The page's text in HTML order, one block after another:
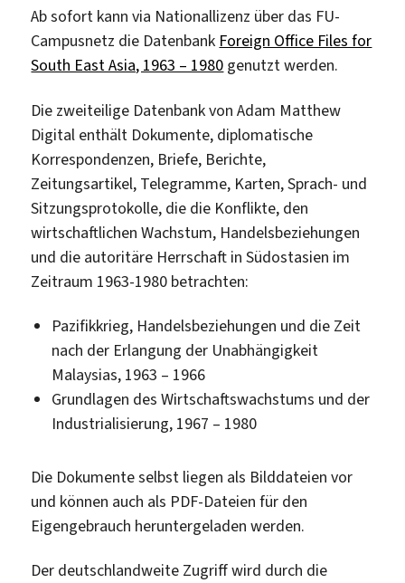
Ab sofort kann via Nationallizenz über das FU-
Campusnetz die Datenbank Foreign Office Files for
South East Asia, 1963 – 1980 genutzt werden.
Die zweiteilige Datenbank von Adam Matthew
Digital enthält Dokumente, diplomatische
Korrespondenzen, Briefe, Berichte,
Zeitungsartikel, Telegramme, Karten, Sprach- und
Sitzungsprotokolle, die die Konflikte, den
wirtschaftlichen Wachstum, Handelsbeziehungen
und die autoritäre Herrschaft in Südostasien im
Zeitraum 1963-1980 betrachten:
Pazifikkrieg, Handelsbeziehungen und die Zeit
nach der Erlangung der Unabhängigkeit
Malaysias, 1963 – 1966
Grundlagen des Wirtschaftswachstums und der
Industrialisierung, 1967 – 1980
Die Dokumente selbst liegen als Bilddateien vor
und können auch als PDF-Dateien für den
Eigengebrauch heruntergeladen werden.
Der deutschlandweite Zugriff wird durch die